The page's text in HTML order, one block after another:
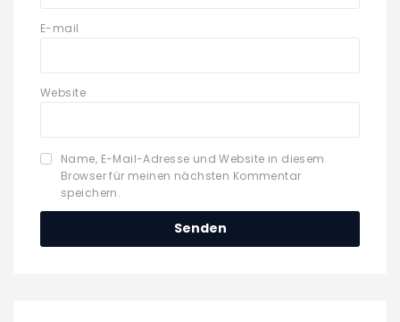
E-mail
Website
Name, E-Mail-Adresse und Website in diesem
Browser für meinen nächsten Kommentar
speichern.